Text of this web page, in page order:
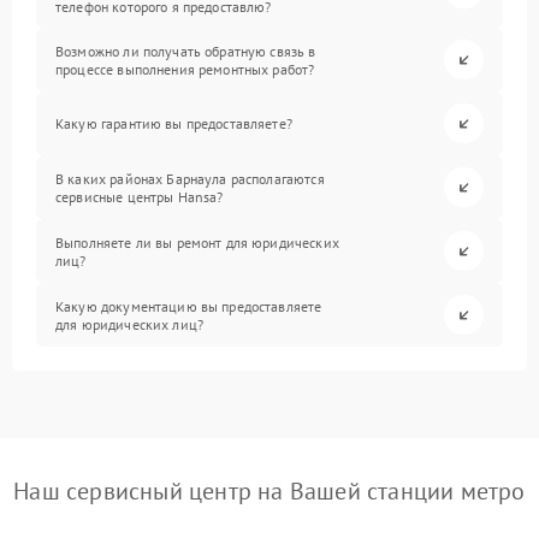
телефон которого я предоставлю?
Возможно ли получать обратную связь в
процессе выполнения ремонтных работ?
Какую гарантию вы предоставляете?
В каких районах Барнаула располагаются
сервисные центры Hansa?
Выполняете ли вы ремонт для юридических
лиц?
Какую документацию вы предоставляете
для юридических лиц?
Наш сервисный центр на Вашей станции метро